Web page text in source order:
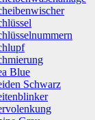
Blue
Schwarz